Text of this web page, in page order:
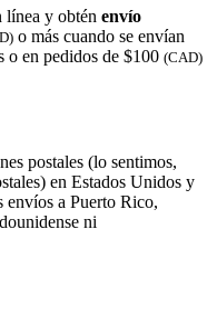
línea y obtén envío
o más cuando se envían
o en pedidos de $100 (CAD)
postales (lo sentimos,
en Estados Unidos y
envíos a Puerto Rico,
ni